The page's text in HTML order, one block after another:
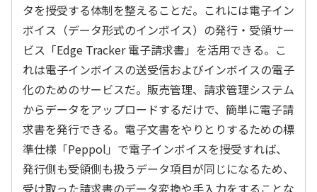
タを授受する体制を整えることだ。これには電子イン
ボイス（データ形式のインボイス）の発行・受領サー
ビス「Edge Tracker 電子請求書」を活用できる。こ
れは電子インボイスの送受信およびインボイスの電子
化のためのサービスだ。販売管理、請求管理システム
からデータをアップロードするだけで、簡単に電子請
求書を発行できる。電子文書をやりとりするための標
準仕様「Peppol」で電子インボイスを授受すれば、
発行側も受領側も扱うデータ項目が同じになるため、